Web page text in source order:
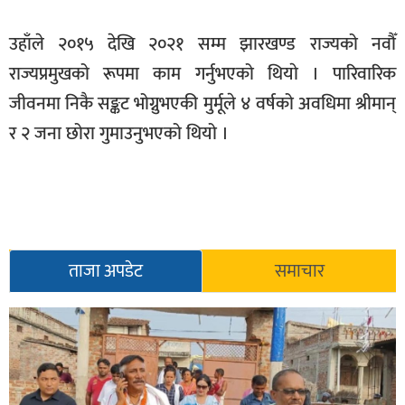
उहाँले २०१५ देखि २०२१ सम्म झारखण्ड राज्यको नवौँ
राज्यप्रमुखको रूपमा काम गर्नुभएको थियाे । पारिवारिक
जीवनमा निकै सङ्कट भोग्नुभएकी मुर्मूले ४ वर्षको अवधिमा श्रीमान्
र २ जना छोरा गुमाउनुभएको थियो ।
ताजा अपडेट समाचार